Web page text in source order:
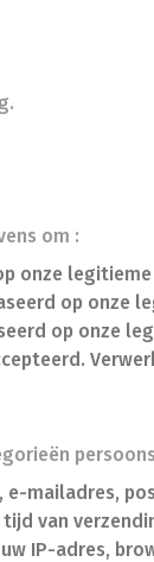
om :
onze
op onze
op onze
mailadres,
van
IP-adres,